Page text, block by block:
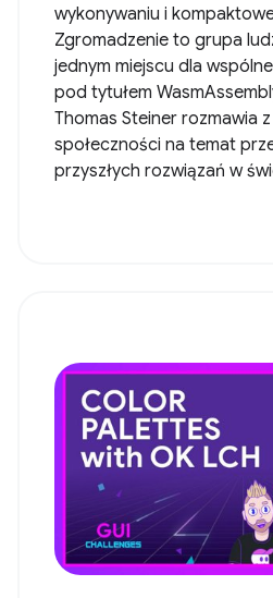
wykonywaniu i
Zgromadzenie to grupa
jednym miejscu dla
pod tytułem
Thomas Steiner rozmawia
społeczności na temat
przyszłych rozwiązań w